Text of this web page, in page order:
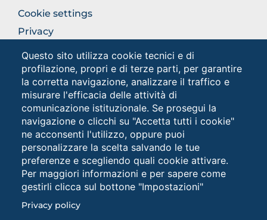
Questo sito utilizza cookie tecnici e di
profilazione, propri e di terze parti, per garantire
la corretta navigazione, analizzare il traffico e
misurare l'efficacia delle attività di
comunicazione istituzionale. Se prosegui la
navigazione o clicchi su "Accetta tutti i cookie"
ne acconsenti l'utilizzo, oppure puoi
personalizzare la scelta salvando le tue
preferenze e scegliendo quali cookie attivare.
Per maggiori informazioni e per sapere come
gestirli clicca sul bottone "Impostazioni"
Privacy policy
FOOTER
COLONNA
DESTRA
Cookie settings
Privacy
Social
Università degli Studi di Foggia • Via A.Gramsci 89/91 •